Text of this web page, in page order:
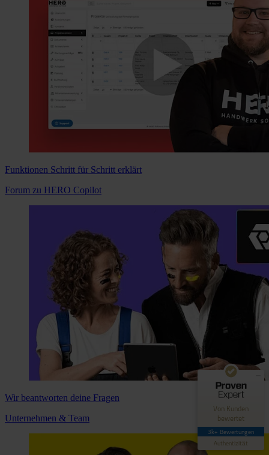
Funktionen Schritt für Schritt erklärt
Forum zu HERO Copilot
Wir beantworten deine Fragen
Unternehmen & Team
Von Kunden
bewertet
3k+ Bewertungen
Authentizität
Kundenbewertungen und Erfahrungen zu
Hero Software
89%
ProvenExpert.com
GUT
62
Bewertungen auf
ProvenExpert.com
Blick aufs ProvenExpert-Profil werfen